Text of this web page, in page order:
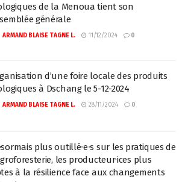
de la Menoua tient son
générale
ARMAND BLAISE TAGNE L. 11/12/2024 0
d’une foire locale des produits
à Dschang le 5-12-2024
ARMAND BLAISE TAGNE L. 28/11/2024 0
plus outillé∙e∙s sur les pratiques de
les producteur·ices plus
à la résilience face aux changements